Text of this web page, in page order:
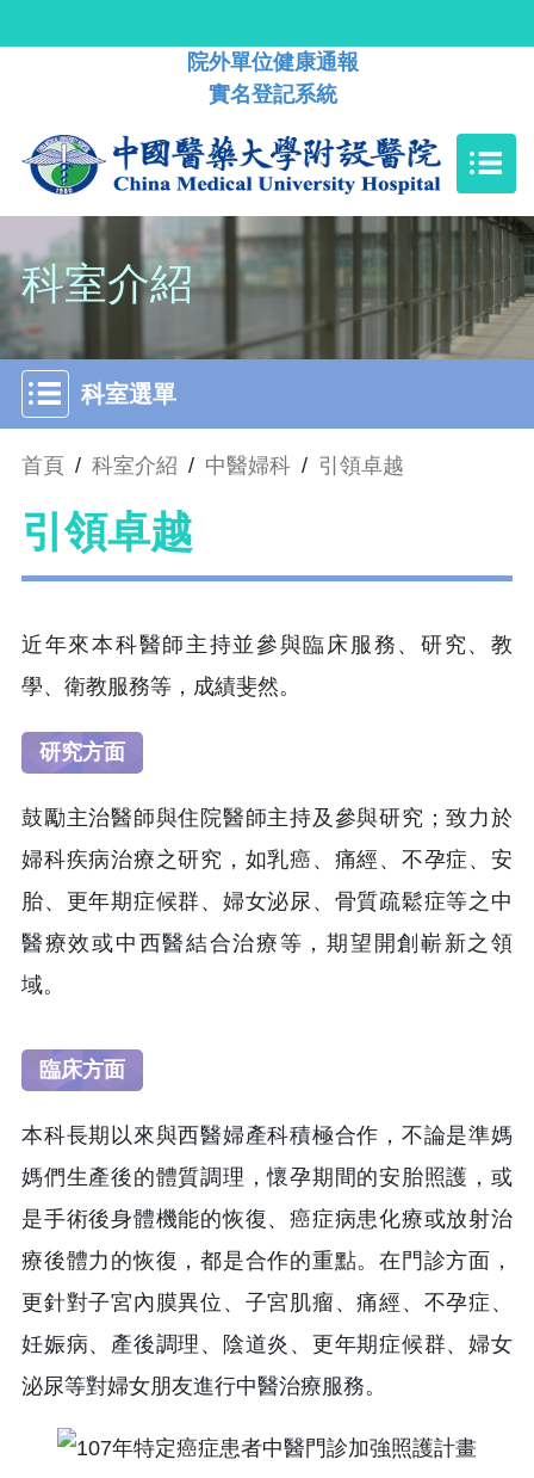
院外單位健康通報
實名登記系統
科室介紹
科室選單
首頁 / 科室介紹 / 中醫婦科 / 引領卓越
引領卓越
近年來本科醫師主持並參與臨床服務、研究、教
學、衛教服務等，成績斐然。
研究方面
鼓勵主治醫師與住院醫師主持及參與研究；致力於
婦科疾病治療之研究，如乳癌、痛經、不孕症、安
胎、更年期症候群、婦女泌尿、骨質疏鬆症等之中
醫療效或中西醫結合治療等，期望開創嶄新之領
域。
臨床方面
本科長期以來與西醫婦產科積極合作，不論是準媽
媽們生產後的體質調理，懷孕期間的安胎照護，或
是手術後身體機能的恢復、癌症病患化療或放射治
療後體力的恢復，都是合作的重點。在門診方面，
更針對子宮內膜異位、子宮肌瘤、痛經、不孕症、
妊娠病、產後調理、陰道炎、更年期症候群、婦女
泌尿等對婦女朋友進行中醫治療服務。